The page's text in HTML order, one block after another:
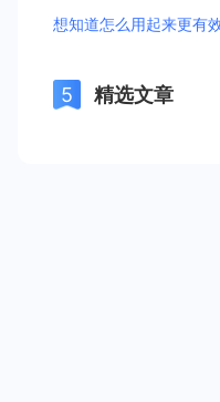
想知道怎么用起来更有
精选文章